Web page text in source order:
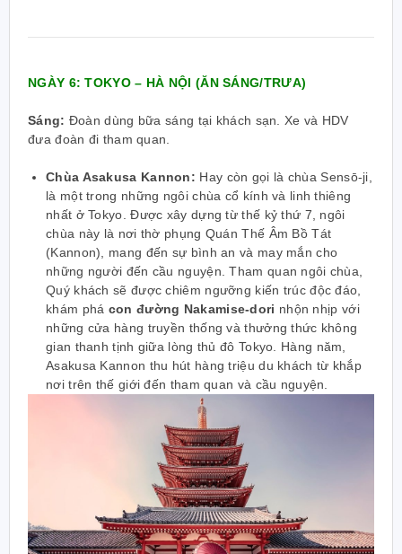
NGÀY 6: TOKYO – HÀ NỘI (ĂN SÁNG/TRƯA)
Sáng: Đoàn dùng bữa sáng tại khách sạn. Xe và HDV
đưa đoàn đi tham quan.
Chùa Asakusa Kannon: Hay còn gọi là chùa Sensō-ji,
là một trong những ngôi chùa cổ kính và linh thiêng
nhất ở Tokyo. Được xây dựng từ thế kỷ thứ 7, ngôi
chùa này là nơi thờ phụng Quán Thế Âm Bồ Tát
(Kannon), mang đến sự bình an và may mắn cho
những người đến cầu nguyện. Tham quan ngôi chùa,
Quý khách sẽ được chiêm ngưỡng kiến trúc độc đáo,
khám phá con đường Nakamise-dori nhộn nhịp với
những cửa hàng truyền thống và thưởng thức không
gian thanh tịnh giữa lòng thủ đô Tokyo. Hàng năm,
Asakusa Kannon thu hút hàng triệu du khách từ khắp
nơi trên thế giới đến tham quan và cầu nguyện.